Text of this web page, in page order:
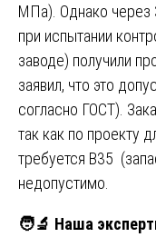
МПа). Однако через
при испытании
заводе) получили
заявил, что это
согласно ГОСТ).
так как по проекту
требуется В35
недопустимо.
🧑 Наша